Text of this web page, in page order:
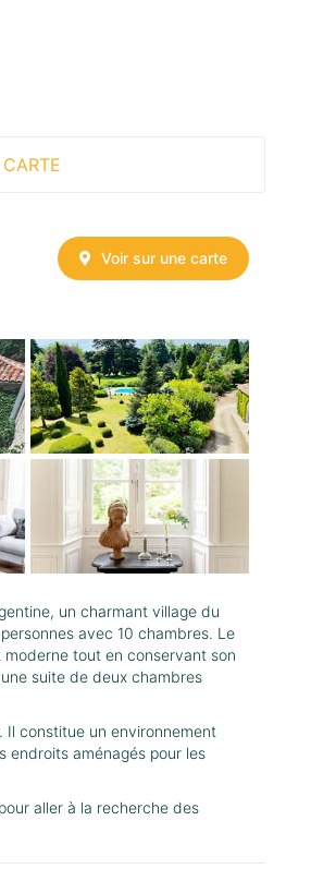
CARTE
Voir sur une carte
un charmant village du
avec 10 chambres. Le
tout en conservant son
suite de deux chambres
constitue un environnement
endroits aménagés pour les
aller à la recherche des